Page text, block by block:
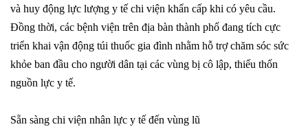
và huy động lực lượng y tế chi viện khẩn cấp khi có yêu cầu.
Đồng thời, các bệnh viện trên địa bàn thành phố đang tích cực
triển khai vận động túi thuốc gia đình nhằm hỗ trợ chăm sóc sức
khỏe ban đầu cho người dân tại các vùng bị cô lập, thiếu thốn
nguồn lực y tế.
Sẵn sàng chi viện nhân lực y tế đến vùng lũ